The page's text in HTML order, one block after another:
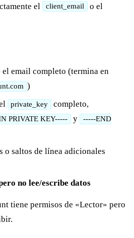
el client_email o el
email completo (termina en
)
private_key
completo,
PRIVATE KEY----- y
-----END
o saltos de línea adicionales
no lee/escribe datos
tiene permisos de «Lector» pero